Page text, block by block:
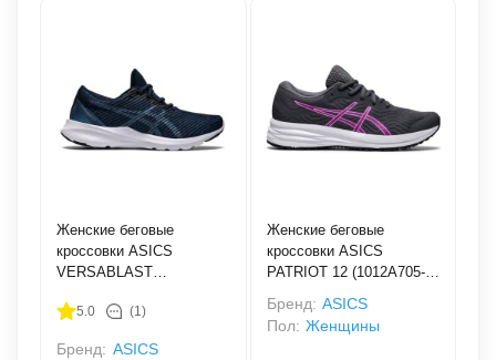
Женские беговые
кроссовки ASICS
VERSABLAST
5.0 (1)
Бренд: ASICS
Женские беговые
кроссовки ASICS
PATRIOT 12 (1012A705-
Бренд: ASICS
Пол: Женщины